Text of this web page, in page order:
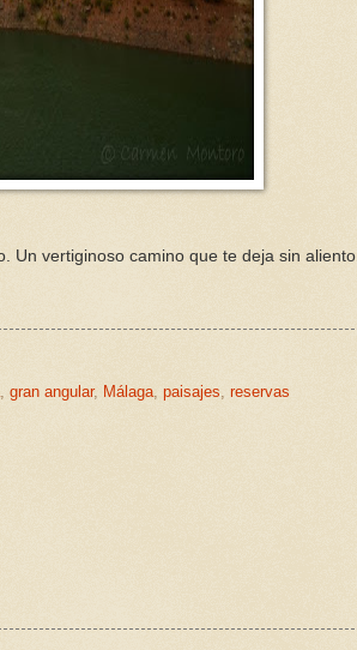
Un vertiginoso camino que te deja sin aliento.
, gran angular, Málaga, paisajes, reservas